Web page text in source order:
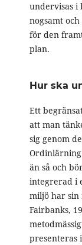
undervisas i
nogsamt
för den
plan.
Hur ska
Ett
att man
sig genom
än så och
integrerad i
miljö har sin
Fairbanks,
presenteras